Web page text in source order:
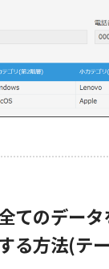
てのデータ
る方法(テ